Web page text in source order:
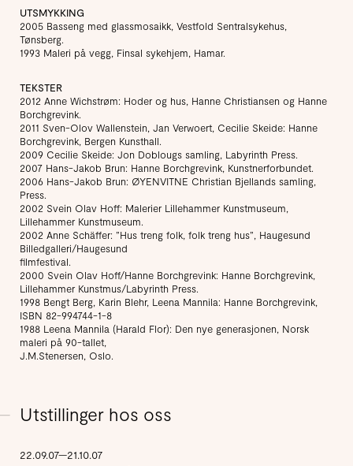
UTSMYKKING
2005 Basseng med glassmosaikk, Vestfold Sentralsykehus,
Tønsberg.
1993 Maleri på vegg, Finsal sykehjem, Hamar.
TEKSTER
2012 Anne Wichstrøm: Hoder og hus, Hanne Christiansen og Hanne
Borchgrevink.
2011 Sven-Olov Wallenstein, Jan Verwoert, Cecilie Skeide: Hanne
Borchgrevink, Bergen Kunsthall.
2009 Cecilie Skeide: Jon Doblougs samling, Labyrinth Press.
2007 Hans-Jakob Brun: Hanne Borchgrevink, Kunstnerforbundet.
2006 Hans-Jakob Brun: ØYENVITNE Christian Bjellands samling,
Press.
2002 Svein Olav Hoff: Malerier Lillehammer Kunstmuseum,
Lillehammer Kunstmuseum.
2002 Anne Schäffer: ”Hus treng folk, folk treng hus”, Haugesund
Billedgalleri/Haugesund
filmfestival.
2000 Svein Olav Hoff/Hanne Borchgrevink: Hanne Borchgrevink,
Lillehammer Kunstmus/Labyrinth Press.
1998 Bengt Berg, Karin Blehr, Leena Mannila: Hanne Borchgrevink,
ISBN 82-994744-1-8
1988 Leena Mannila (Harald Flor): Den nye generasjonen, Norsk
maleri på 90-tallet,
J.M.Stenersen, Oslo.
Utstillinger hos oss
22.09.07—21.10.07